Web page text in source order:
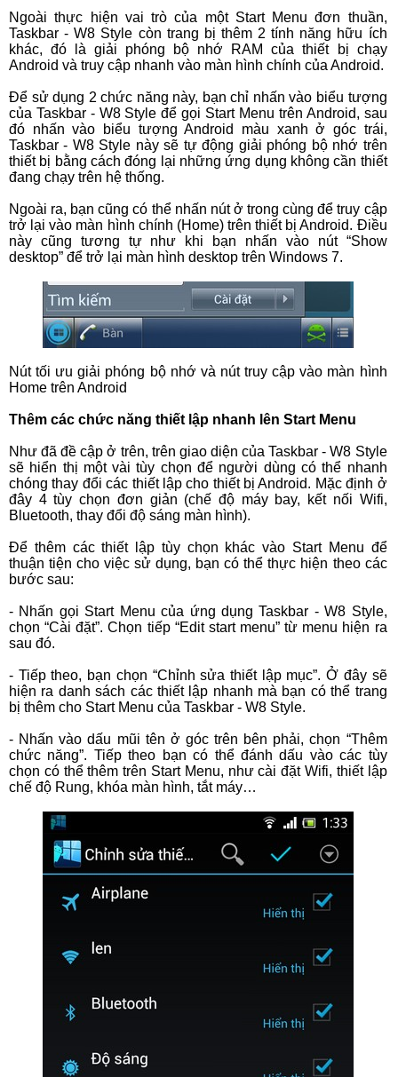
Ngoài thực hiện vai trò của một Start Menu đơn thuần,
Taskbar - W8 Style còn trang bị thêm 2 tính năng hữu ích
khác, đó là giải phóng bộ nhớ RAM của thiết bị chạy
Android và truy cập nhanh vào màn hình chính của Android.
Để sử dụng 2 chức năng này, bạn chỉ nhấn vào biểu tượng
của Taskbar - W8 Style để gọi Start Menu trên Android, sau
đó nhấn vào biểu tượng Android màu xanh ở góc trái,
Taskbar - W8 Style này sẽ tự động giải phóng bộ nhớ trên
thiết bị bằng cách đóng lại những ứng dụng không cần thiết
đang chạy trên hệ thống.
Ngoài ra, bạn cũng có thể nhấn nút ở trong cùng để truy cập
trở lại vào màn hình chính (Home) trên thiết bị Android. Điều
này cũng tương tự như khi bạn nhấn vào nút “Show
desktop” để trở lại màn hình desktop trên Windows 7.
Nút tối ưu giải phóng bộ nhớ và nút truy cập vào màn hình
Home trên Android
Thêm các chức năng thiết lập nhanh lên Start Menu
Như đã đề cập ở trên, trên giao diện của Taskbar - W8 Style
sẽ hiển thị một vài tùy chọn để người dùng có thể nhanh
chóng thay đổi các thiết lập cho thiết bị Android. Mặc định ở
đây 4 tùy chọn đơn giản (chế độ máy bay, kết nối Wifi,
Bluetooth, thay đổi độ sáng màn hình).
Để thêm các thiết lập tùy chọn khác vào Start Menu để
thuận tiện cho việc sử dụng, bạn có thể thực hiện theo các
bước sau:
- Nhấn gọi Start Menu của ứng dụng Taskbar - W8 Style,
chọn “Cài đặt”. Chọn tiếp “Edit start menu” từ menu hiện ra
sau đó.
- Tiếp theo, bạn chọn “Chỉnh sửa thiết lập mục”. Ở đây sẽ
hiện ra danh sách các thiết lập nhanh mà bạn có thể trang
bị thêm cho Start Menu của Taskbar - W8 Style.
- Nhấn vào dấu mũi tên ở góc trên bên phải, chọn “Thêm
chức năng”. Tiếp theo bạn có thể đánh dấu vào các tùy
chọn có thể thêm trên Start Menu, như cài đặt Wifi, thiết lập
chế độ Rung, khóa màn hình, tắt máy…